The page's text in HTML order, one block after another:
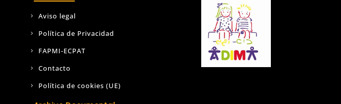
Aviso legal
Política de Privacidad
FAPMI-ECPAT
Contacto
Política de cookies (UE)